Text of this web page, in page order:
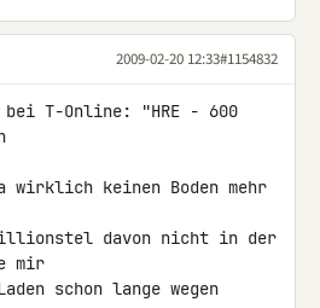
2009-02-20 12:33#1154832
T-Online: "HRE - 600
wirklich keinen Boden mehr
davon nicht in der
mir
schon lange wegen